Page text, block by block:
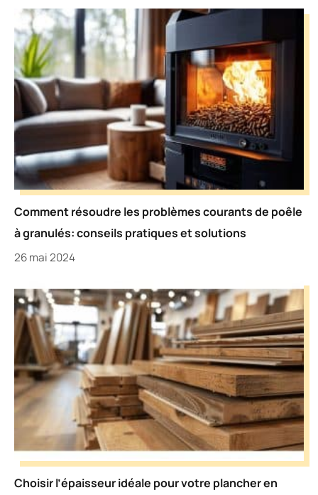
Comment résoudre les problèmes courants de poêle
à granulés: conseils pratiques et solutions
26 mai 2024
Choisir l’épaisseur idéale pour votre plancher en